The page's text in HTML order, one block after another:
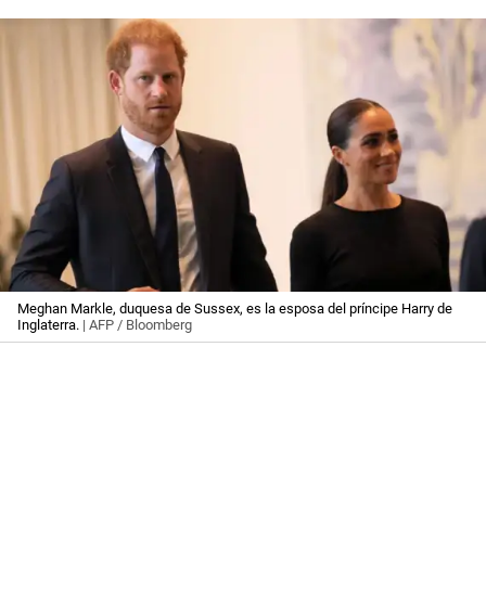
Meghan Markle, duquesa de Sussex, es la esposa del príncipe Harry de
Inglaterra. | AFP / Bloomberg